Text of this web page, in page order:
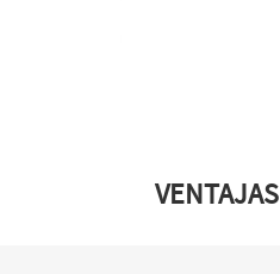
VENTAJAS